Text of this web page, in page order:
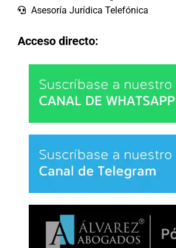
Asesoría Jurídica Telefónica
Acceso directo: